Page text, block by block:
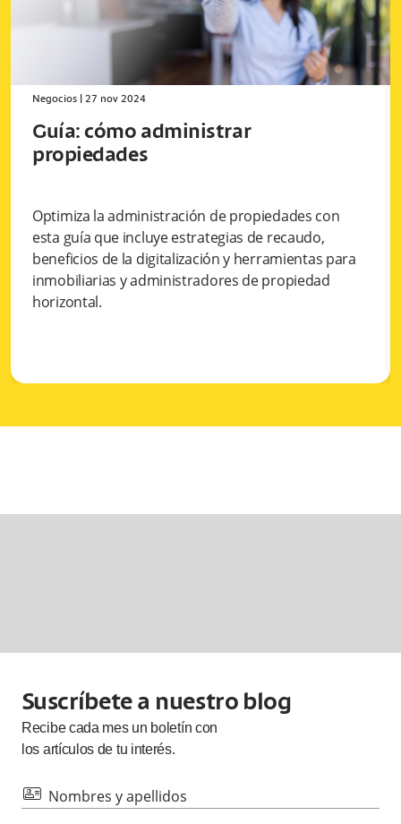
Negocios 27 nov 2024
Guía: cómo administrar
propiedades
Optimiza la administración de propiedades con
esta guía que incluye estrategias de recaudo,
beneficios de la digitalización y herramientas para
inmobiliarias y administradores de propiedad
horizontal.
Suscríbete a nuestro blog
Recibe cada mesun boletín con
los artículos de tu interés.
id Nombres y apellidos